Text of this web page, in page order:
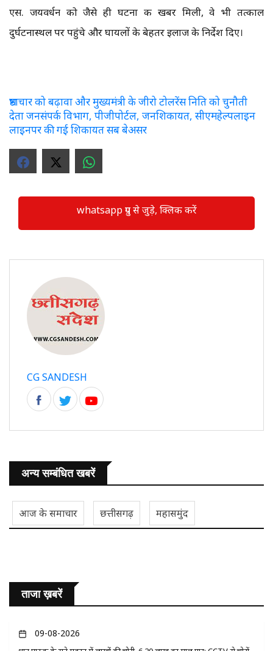
एस. जयवर्धन को जैसे ही घटना की खबर मिली, वे भी तत्काल
दुर्घटनास्थल पर पहुंचे और घायलों के बेहतर इलाज के निर्देश दिए।
भ्रष्टाचार को बढ़ावा और मुख्यमंत्री के जीरो टोलरेंस निति को चुनौती
देता जनसंपर्क विभाग, पीजीपोर्टल, जनशिकायत, सीएमहेल्पलाइन
लाइनपर की गई शिकायत सब बेअसर
whatsapp ग्रुप से जुड़े, क्लिक करें
CG SANDESH
अन्य सम्बंधित खबरें
आज के समाचार छत्तीसगढ़ महासमुंद
ताजा ख़बरें
09-08-2026